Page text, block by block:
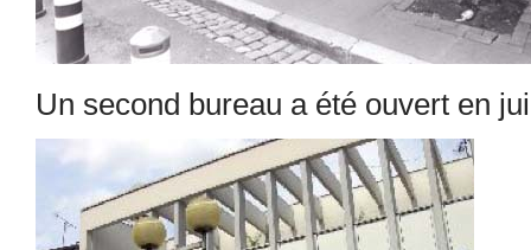
Un second bureau a été ouvert en